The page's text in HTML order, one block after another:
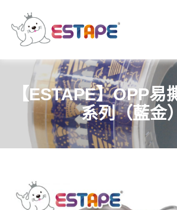
王
帶・
膠
【ESTAPE】OPP易
系列（藍金）